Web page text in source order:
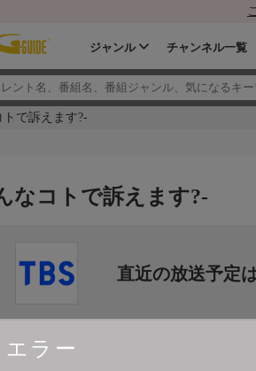
ジャンル チャンネル一覧
で訴えます?-
エラー
なコトで訴えます?-
直近の放送予定